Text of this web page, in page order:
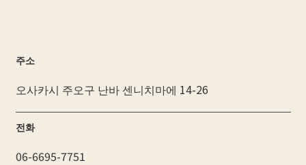
주소
오사카시 주오구 난바 센니치마에 14-26
전화
06-6695-7751